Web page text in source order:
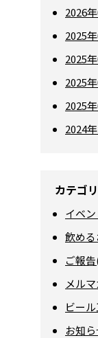
2026
2025
2025
2025
2025
2024
カテゴリ
イベ
飲め
ご報
メル
ビー
お知